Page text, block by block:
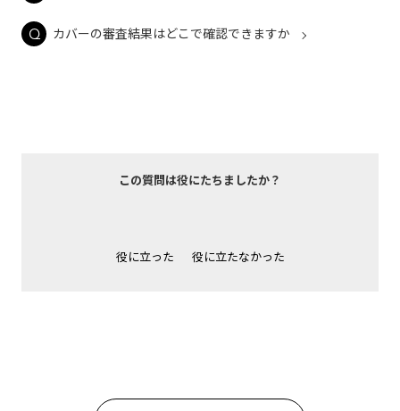
カバーの審査結果はどこで確認できますか
この質問は役にたちましたか？
役に立った 役に立たなかった